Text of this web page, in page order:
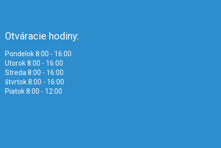
Otváracie hodiny:
Pondelok 8:00 - 16:00
Utorok 8:00 - 16:00
Streda 8:00 - 16:00
štvrtok 8:00 - 16:00
Piatok 8:00 - 12:00